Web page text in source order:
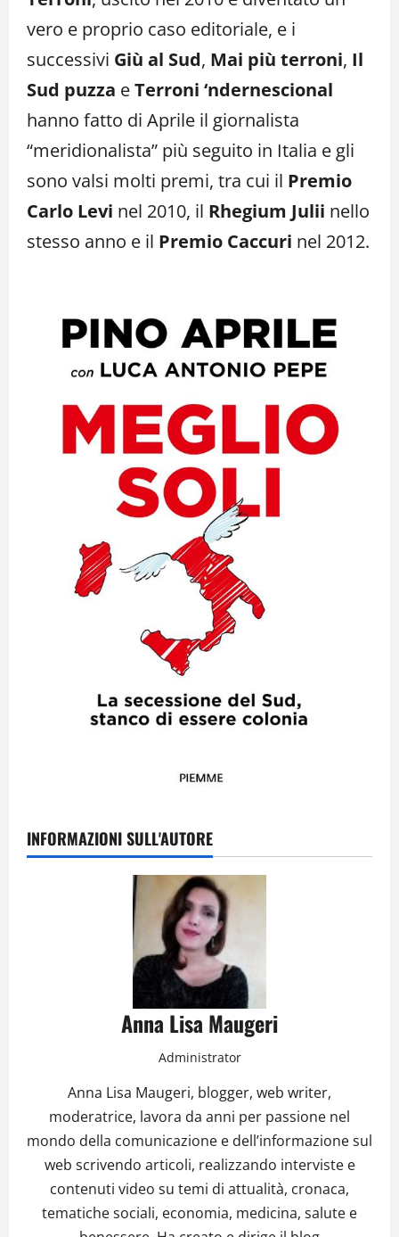
vero e proprio caso editoriale, e i
successivi Giù al Sud, Mai più terroni, Il
Sud puzza eTerroni ‘ndernescional
hanno fatto di Aprile il giornalista
“meridionalista” più seguito in Italia e gli
sono valsi molti premi, tra cui il Premio
Carlo Levi nel 2010, il Rhegium Julii nello
stesso anno e il Premio Caccuri nel 2012.
INFORMAZIONI SULL'AUTORE
Anna Lisa Maugeri
Administrator
Anna Lisa Maugeri, blogger, web writer,
moderatrice, lavora da anni per passione nel
mondo della comunicazione e dell’informazione sul
web scrivendo articoli, realizzando interviste e
contenuti video su temi di attualità, cronaca,
tematiche sociali, economia, medicina, salute e